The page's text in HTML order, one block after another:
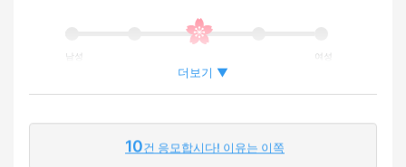
남성 여성
외국인이 근무하는 비율
더보기 ▼
10건 응모합시다! 이유는 이쪽